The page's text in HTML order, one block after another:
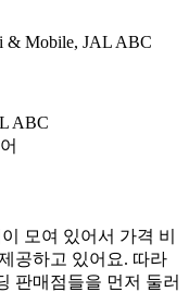
& Mobile, JAL ABC
ABC
모여 있어서 가격 비
공하고 있어요. 따라
판매점들을 먼저 둘러